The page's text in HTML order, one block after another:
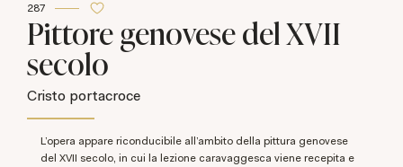
287
Pittore genovese del XVII
secolo
Cristo portacroce
L’opera appare riconducibile all’ambito della pittura genovese
del XVII secolo, in cui la lezione caravaggesca viene recepita e